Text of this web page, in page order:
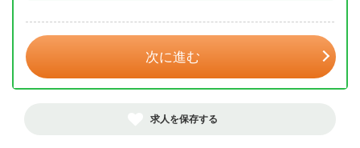
次に進む
求人を保存する